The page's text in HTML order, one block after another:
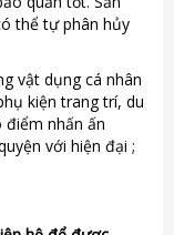
thể tự phân hủy
vật dụng cá nhân
kiện trang trí, du
điểm nhấn ấn
với hiện đại ;